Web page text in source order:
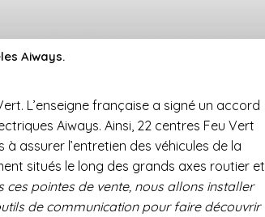
Aiways.
L’enseigne française a signé un accord
Aiways. Ainsi, 22 centres Feu Vert
assurer l’entretien des véhicules de la
situés le long des grands axes routier et
ces pointes de vente, nous allons installer
de communication pour faire découvrir